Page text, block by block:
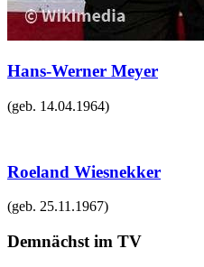
Hans-Werner Meyer
(geb. 14.04.1964)
Roeland Wiesnekker
(geb. 25.11.1967)
Demnächst im TV